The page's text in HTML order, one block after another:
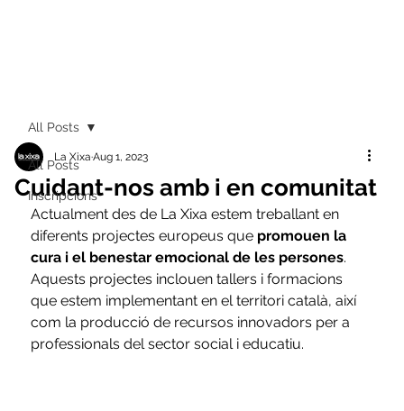
All Posts
Inscripcions
All Posts
Cuidant-nos amb i en comunitat
La XixaAug 1, 2023
Actualment des de La Xixa estem treballant en
diferents projectes europeus que promouen la
cura i el benestar emocional de les persones.
Aquests projectes inclouen tallers i formacions
que estem implementant en el territori català, així
com la producció de recursos innovadors per a
professionals del sector social i educatiu.